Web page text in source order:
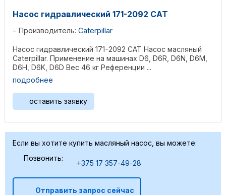
Насос гидравлический 171-2092 CAT
Производитель: Caterpillar
Насос гидравлический 171-2092 CAT Насос масляный
Caterpillar. Применение на машинах D6, D6R, D6N, D6M,
D6H, D6K, D6D Вес 46 кг Референции ...
подробнее
оставить заявку
Если вы хотите купить масляный насос, вы можете:
Позвонить:
+375 17 357-49-28
Отправить запрос сейчас